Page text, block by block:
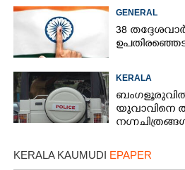
GENERAL
38
KERALA
ബംഗളൂരുവിൽ
യുവാവിനെ
KERALA KAUMUDI EPAPER